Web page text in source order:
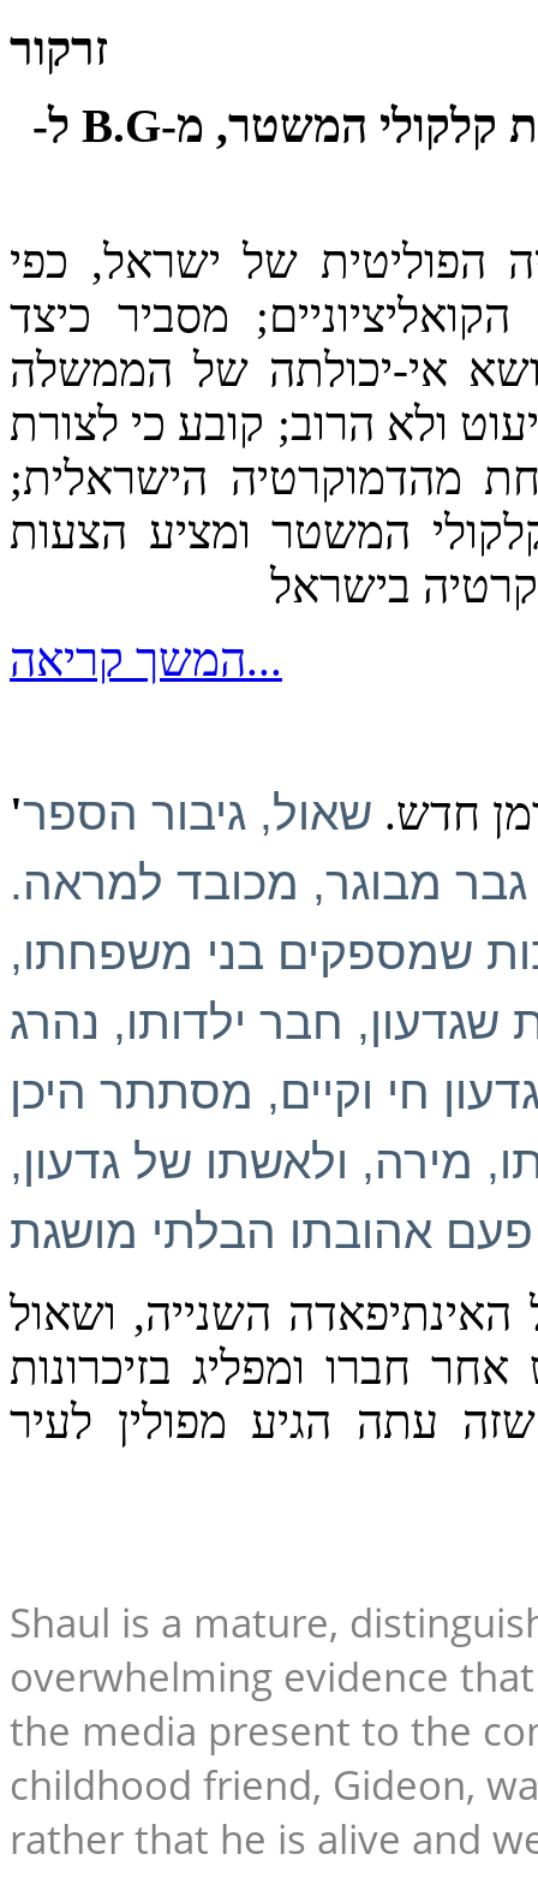
זרקור
באין ממשלה: איך לתקן את קלקולי המשטר, מ-B.G ל-
הפוליטית של ישראל, כפי
מסביר כיצד
אי-יכולתה של הממשלה
ולא הרוב; קובע כי לצורת
מהדמוקרטיה הישראלית;
המשטר ומציע הצעות
בישראל
המשך קריאה...
חדש. שאול, גיבור הספר
מבוגר, מכובד למראה.
שמספקים בני משפחתו,
שגדעון, חבר ילדותו, נהרג
חי וקיים, מסתתר היכן
מירה, ולאשתו של גדעון,
השנייה, ושאול
חברו ומפליג בזיכרונות
עתה הגיע מפולין לעיר
Shaul is a mature,
overwhelming evidence
the media present to the
childhood friend, Gideon,
rather that he is alive and